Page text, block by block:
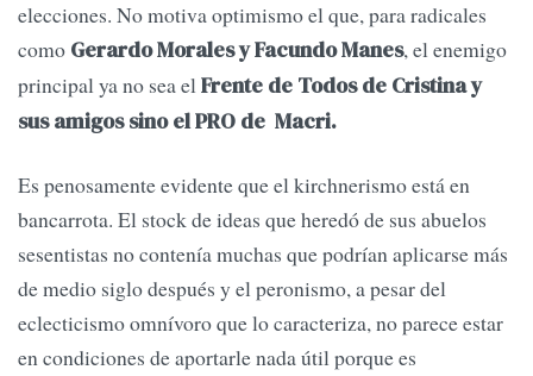
elecciones. No motiva optimismo el que, para radicales
como Gerardo Morales y Facundo Manes, el enemigo
principal ya no sea elFrente de Todos de Cristina y
sus amigos sino el PRO de Macri.
Es penosamente evidente que el kirchnerismo está en
bancarrota. El stock de ideas que heredó de sus abuelos
sesentistas no contenía muchas que podrían aplicarse más
de medio siglo después y el peronismo, a pesar del
eclecticismo omnívoro que lo caracteriza, no parece estar
en condiciones de aportarle nada útil porque es